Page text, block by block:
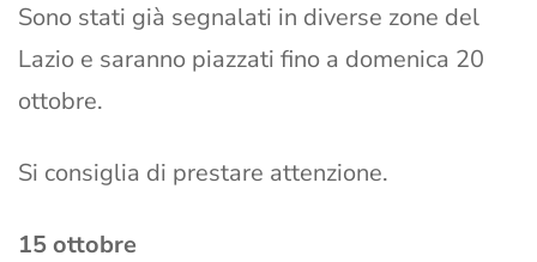
Sono stati già segnalati in diverse zone del
Lazio e saranno piazzati fino a domenica 20
ottobre.
Si consiglia di prestare attenzione.
15 ottobre